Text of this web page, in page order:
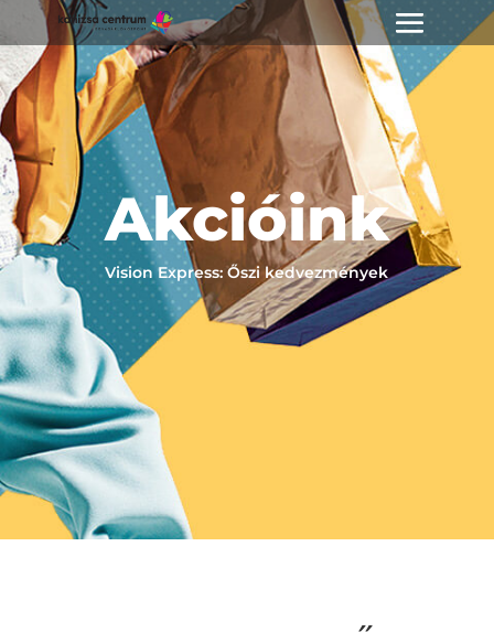
Akcióink
Vision Express: Őszi kedvezmények